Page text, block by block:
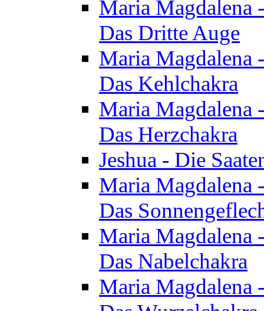
Maria Magdalena
Das Dritte Auge
Maria Magdalena
Das Kehlchakra
Maria Magdalena
Das Herzchakra
Jeshua - Die
Maria Magdalena
Das
Maria Magdalena
Das Nabelchakra
Maria Magdalena